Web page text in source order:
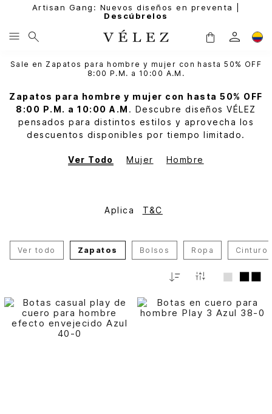
Artisan Gang: Nuevos diseños en preventa |
Descúbrelos
Sale en Zapatos para hombre y mujer con hasta 50% OFF
8:00 P.M. a 10:00 A.M.
Zapatos para hombre y mujer con hasta 50% OFF
8:00 P.M. a 10:00 A.M . Descubre diseños VÉLEZ
pensados para distintos estilos y aprovecha los
descuentos disponibles por tiempo limitado.
Ver Todo Mujer Hombre
Aplica T&C
Ver todo Zapatos Bolsos Ropa
Relevancia